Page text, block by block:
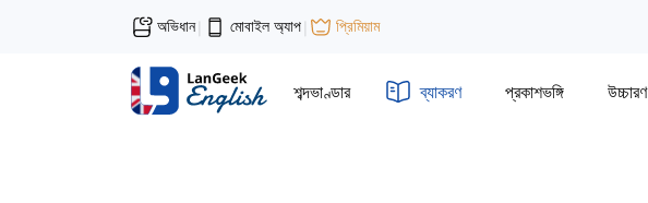
অভিধান| মোবাইল অ্যাপ| প্রিমিয়াম
শব্দভাণ্ডার ব্যাকরণ প্রকাশভঙ্গি উচ্চারণ